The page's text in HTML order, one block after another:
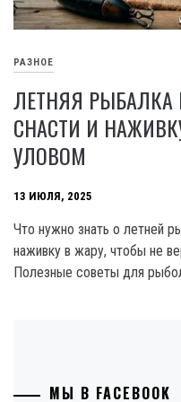
РАЗНОЕ
ЛЕТНЯЯ РЫБАЛКА
СНАСТИ И
УЛОВОМ
13 ИЮЛЯ, 2025
Что нужно знать о летней
наживку в жару, чтобы не
Полезные советы для
МЫ В FACEBOOK